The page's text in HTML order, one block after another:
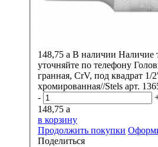
148,75 a В наличии Наличие
уточняйте по телефону
гранная, CrV, под квадрат 1/
хромированная//Stels арт.
-
148,75 a
в корзину
Продолжить покупки
Поделиться